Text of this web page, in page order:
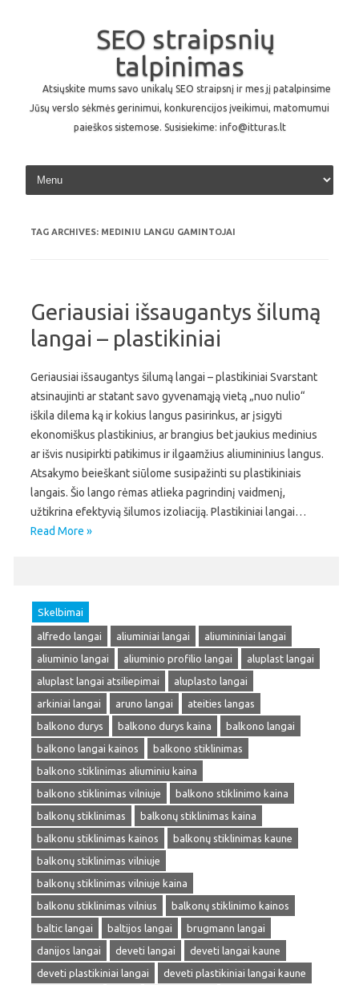
SEO straipsnių
talpinimas
Atsiųskite mums savo unikalų SEO straipsnį ir mes jį patalpinsime
Jūsų verslo sėkmės gerinimui, konkurencijos įveikimui, matomumui
paieškos sistemose. Susisiekime: info@itturas.lt
Skip to content
TAG ARCHIVES: MEDINIU LANGU GAMINTOJAI
Geriausiai išsaugantys šilumą
langai – plastikiniai
Geriausiai išsaugantys šilumą langai – plastikiniai Svarstant
atsinaujinti ar statant savo gyvenamąją vietą „nuo nulio“
iškila dilema ką ir kokius langus pasirinkus, ar įsigyti
ekonomiškus plastikinius, ar brangius bet jaukius medinius
ar išvis nusipirkti patikimus ir ilgaamžius aliumininius langus.
Atsakymo beieškant siūlome susipažinti su plastikiniais
langais. Šio lango rėmas atlieka pagrindinį vaidmenį,
užtikrina efektyvią šilumos izoliaciją. Plastikiniai langai…
Read More »
Skelbimai
alfredo langai aliuminiai langai
aliumininiai langai
aliuminio langai
aliuminio profilio langai
aluplast langai
aluplast langai atsiliepimai
aluplasto langai
arkiniai langai
aruno langai
ateities langas
balkono durys
balkono durys kaina
balkono langai
balkono langai kainos
balkono stiklinimas
balkono stiklinimas aliuminiu kaina
balkono stiklinimas vilniuje
balkono stiklinimo kaina
balkonų stiklinimas
balkonų stiklinimas kaina
balkonu stiklinimas kainos
balkonų stiklinimas kaune
balkonų stiklinimas vilniuje
balkonų stiklinimas vilniuje kaina
balkonu stiklinimas vilnius
balkonų stiklinimo kainos
baltic langai
baltijos langai
brugmann langai
danijos langai
deveti langai
deveti langai kaune
deveti plastikiniai langai
deveti plastikiniai langai kaune